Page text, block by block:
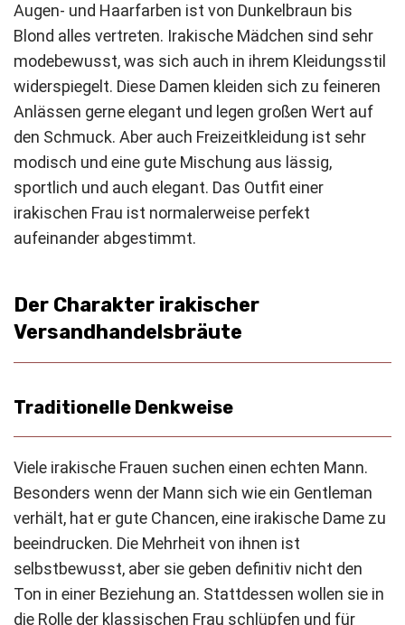
Augen- und Haarfarben ist von Dunkelbraun bis
Blond alles vertreten. Irakische Mädchen sind sehr
modebewusst, was sich auch in ihrem Kleidungsstil
widerspiegelt. Diese Damen kleiden sich zu feineren
Anlässen gerne elegant und legen großen Wert auf
den Schmuck. Aber auch Freizeitkleidung ist sehr
modisch und eine gute Mischung aus lässig,
sportlich und auch elegant. Das Outfit einer
irakischen Frau ist normalerweise perfekt
aufeinander abgestimmt.
Der Charakter irakischer
Versandhandelsbräute
Traditionelle Denkweise
Viele irakische Frauen suchen einen echten Mann.
Besonders wenn der Mann sich wie ein Gentleman
verhält, hat er gute Chancen, eine irakische Dame zu
beeindrucken. Die Mehrheit von ihnen ist
selbstbewusst, aber sie geben definitiv nicht den
Ton in einer Beziehung an. Stattdessen wollen sie in
die Rolle der klassischen Frau schlüpfen und für